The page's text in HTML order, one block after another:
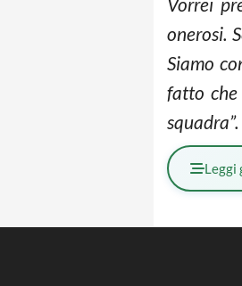
onerosi.
Siamo
fatto che
squadra”.
Leggi